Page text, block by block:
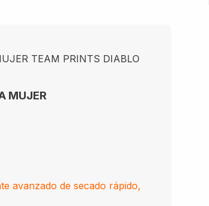
TEAM PRINTS DIABLO
MUJER
avanzado de secado rápido,